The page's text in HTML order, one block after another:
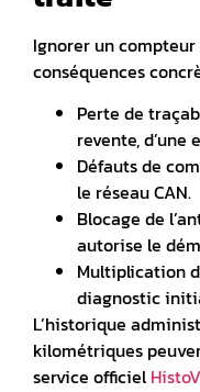
Ignorer un
conséquences
Perte de
revente, d’une
Défauts de
le réseau CAN.
Blocage de
autorise le
Multiplication
diagnostic
L’historique
kilométriques
service officiel